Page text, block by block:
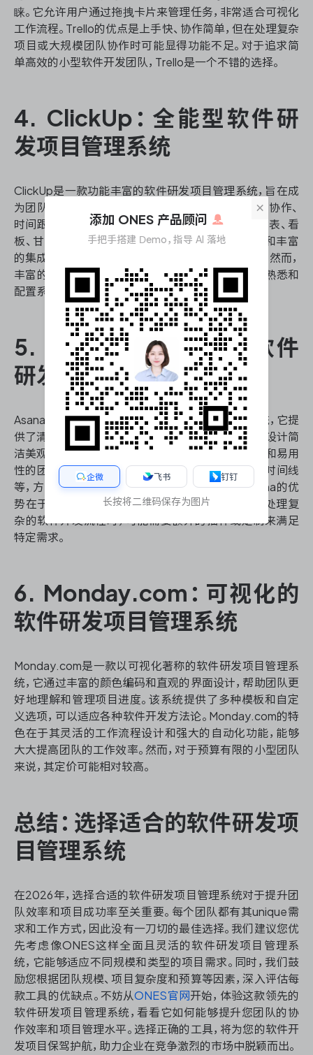
睐。它允许用户通过拖拽卡片来管理任务，非常适合可视化
工作流程。Trello的优点是上手快、协作简单，但在处理复杂
项目或大规模团队协作时可能显得功能不足。对于追求简
单高效的小型软件开发团队，Trello是一个不错的选择。
4. ClickUp：全能型软件研
发项目管理系统
ClickUp是一款功能丰富的软件研发项目管理系统，旨在成
为团队的一站式工作平台。它集成了任务管理、文档协作、
时间跟踪等多种功能，并支持多种视图模式，包括列表、看
板、甘特图等。ClickUp的优势在于其高度可定制性和丰富
的集成选项，能够满足不同规模团队的diverse需求。然而，
丰富的功能也意味着用户可能需要花费一些时间来熟悉和
配置系统，以充分发挥其潜力。
5. Asana：协作导向的软件
研发项目管理系统
Asana是一款注重团队协作的软件研发项目管理系统，它提
供了清晰的任务分配和进度跟踪功能。Asana的界面设计简
洁美观，用户体验优秀，特别适合那些重视视觉效果和易用
性的团队。它支持多种项目视图，包括列表、看板和时间线
等，方便团队成员以不同方式查看和管理任务。Asana的优
势在于其强大的协作功能和丰富的集成选项，但在处理复
杂的软件开发流程时，可能需要额外的插件或定制来满足
特定需求。
6. Monday.com：可视化的
软件研发项目管理系统
Monday.com是一款以可视化著称的软件研发项目管理系
统，它通过丰富的颜色编码和直观的界面设计，帮助团队更
好地理解和管理项目进度。该系统提供了多种模板和自定
义选项，可以适应各种软件开发方法论。Monday.com的特
色在于其灵活的工作流程设计和强大的自动化功能，能够
大大提高团队的工作效率。然而，对于预算有限的小型团队
来说，其定价可能相对较高。
总结：选择适合的软件研发项
目管理系统
在2026年，选择合适的软件研发项目管理系统对于提升团
队效率和项目成功率至关重要。每个团队都有其unique需
求和工作方式，因此没有一刀切的最佳选择。我们建议您优
先考虑像ONES这样全面且灵活的软件研发项目管理系
统，它能够适应不同规模和类型的项目需求。同时，我们鼓
励您根据团队规模、项目复杂度和预算等因素，深入评估每
款工具的优缺点。不妨从ONES官网 开始，体验这款领先的
软件研发项目管理系统，看看它如何能够提升您团队的协
作效率和项目管理水平。选择正确的工具，将为您的软件开
发项目保驾护航，助力企业在竞争激烈的市场中脱颖而出。
×
添加 ONES 产品顾问
手把手搭建 Demo，指导 AI 落地
企微 飞书 钉钉
长按将二维码保存为图片